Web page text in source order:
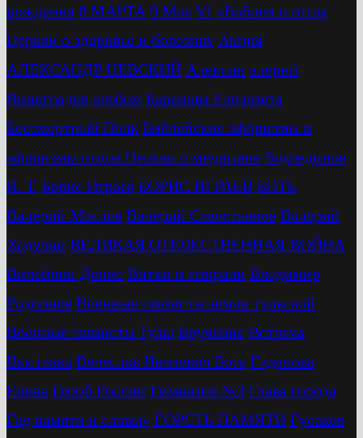
рождения 8 МАРТА 9 Мая Vf »Библия и отцы
Церкви о здоровье и болезнях Акция
АЛЕКСАНДР НЕВСКИЙ Алексин алерий
Виноградов альбом Баранова Елизавета
Бессмертный Полк Библейские афоризмы и
афоризмы отцов Церкви о медицине Бодрединов
В. Т. Бориc Играев БОРИС ИГРАЕВ БОТЬ
Валерий Маслов Валерий Савостьянов Валерий
Ходулин ВЕЛИКАЯ ОТЕЧЕСТВЕННАЯ ВОЙНА
Вилейчик Денис Витки и спирали Владимир
Родионов Военные связисты земли тульской
Военные связисты Тулы Вручение Встреча
Выставка Вячеслав Иванович Боть Гаденова
Елена Герой России Гимназия №3 Глава города
Год памяти и славы» ГОРСТЬ ПАМЯТИ Гусаков